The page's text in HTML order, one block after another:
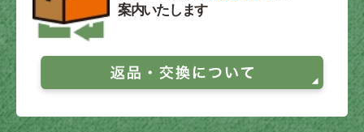
案内いたします